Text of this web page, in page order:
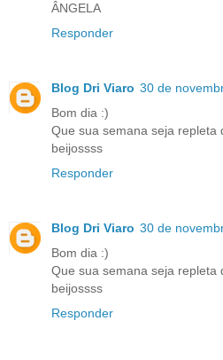
ÂNGELA
Responder
Blog Dri Viaro 30 de
Bom dia :)
Que sua semana seja repleta
beijossss
Responder
Blog Dri Viaro 30 de
Bom dia :)
Que sua semana seja repleta
beijossss
Responder